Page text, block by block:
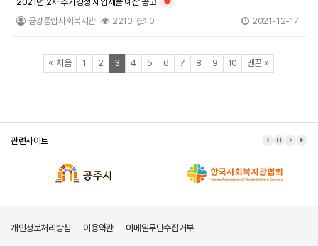
인기글
금강종합사회복지관 2213 0 2021-12-17
« 처음페이지
1 페이지
2페이지열린
3페이지
4페이지
5페이지
6페이지
7페이지
8페이지
9페이지
10 페이지
맨끝 페이지
»
관련사이트 이전 배너
배너 정지
다음 배
배
개인정보처리방침 이용약관 이메일무단수집거부